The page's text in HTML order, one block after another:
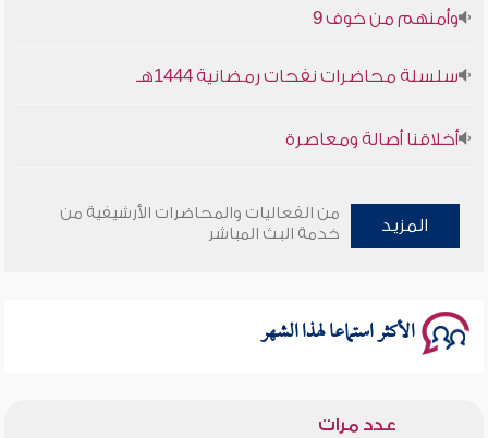
سلسلة محاضرات نفحات رمضانية 1444هـ
المزيد
من الفعاليات والمحاضرات الأرشيفية من
خدمة البث المباشر
الأكثر استماعا لهذا الشهر
عدد مرات